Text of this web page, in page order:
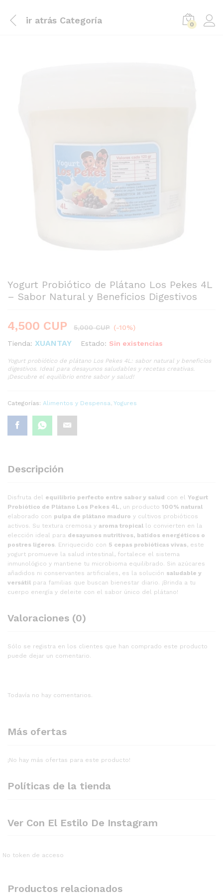
ir atrás Categoría 0
Yogurt Probiótico de Plátano Los Pekes 4L
– Sabor Natural y Beneficios Digestivos
4,500 CUP 5,000CUP (-10%)
Tienda: XUANTAY Estado: Sin existencias
Yogurt probiótico de plátano Los Pekes 4L: sabor natural y beneficios
digestivos. Ideal para desayunos saludables y recetas creativas.
¡Descubre el equilibrio entre sabor y salud!
Categorías: Alimentos y Despensa, Yogures
Descripción
Disfruta del equilibrio perfecto entre sabor y salud con el Yogurt
Probiótico de Plátano Los Pekes 4L, un producto 100% natural
elaborado con pulpa de plátano maduro y cultivos probióticos
activos. Su textura cremosa y aroma tropical lo convierten en la
elección ideal para desayunos nutritivos, batidos energéticos o
postres ligeros. Enriquecido con 5 cepas probióticas vivas, este
yogurt promueve la salud intestinal, fortalece el sistema
inmunológico y mantiene tu microbioma equilibrado. Sin azúcares
añadidos ni conservantes artificiales, es la solución saludable y
versátil para familias que buscan bienestar diario. ¡Brinda a tu
cuerpo energía y deleite con el sabor único del plátano!
Valoraciones (0)
Sólo se registra en los clientes que han comprado este producto
puede dejar un comentario.
Todavía no hay comentarios.
Más ofertas
¡No hay más ofertas para este producto!
Políticas de la tienda
Ver Con El Estilo De Instagram
No token de acceso
Productos relacionados